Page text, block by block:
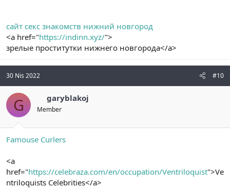
сайт секс знакомств нижний новгород
<a href="https://indinn.xyz/">
зрелые проститутки нижнего новгорода</a>
30 Nis 2022 #10
G garyblakoj
Member
Famouse Curlers
<a
href="https://celebraza.com/en/occupation/Ventriloquist">Ve
ntriloquists Celebrities</a>